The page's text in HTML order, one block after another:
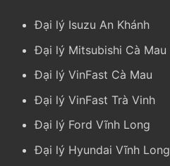
Đại lý Isuzu An Khánh
Đại lý Mitsubishi Cà Mau
Đại lý VinFast Cà Mau
Đại lý VinFast Trà Vinh
Đại lý Ford Vĩnh Long
Đại lý Hyundai Vĩnh Long